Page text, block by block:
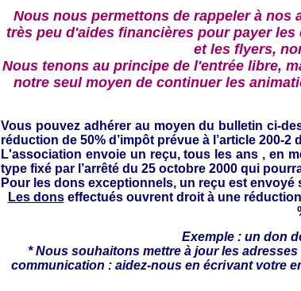
Nous nous permettons de rappeler à
très peu d'aides financières pour payer
et les flyers,
Nous tenons au principe de l'entrée libre,
notre seul moyen de continuer les
Vous pouvez adhérer au moyen du bulletin ci-
réduction de 50% d’impôt prévue à l’article 200-
L'association envoie un reçu,tous les ans , en
type fixé par l’arrêté du 25 octobre 2000 qui
Pour les dons exceptionnels, un reçu est envoyé
Les donseffectués ouvrent droit à une
Exemple : un don
* Nous souhaitons mettre à jourles adresses
communication : aidez-nous en écrivant votre